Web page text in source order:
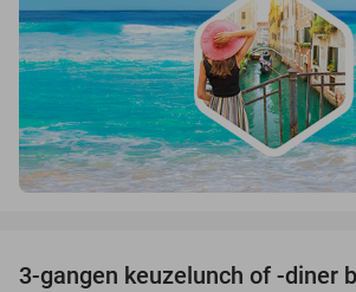
3-gangen keuzelunch of -diner